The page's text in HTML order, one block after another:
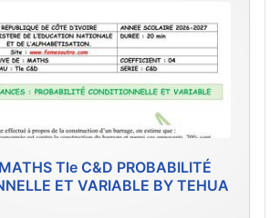
Tle C&D PROBABILITÉ
ET VARIABLE BY TEHUA